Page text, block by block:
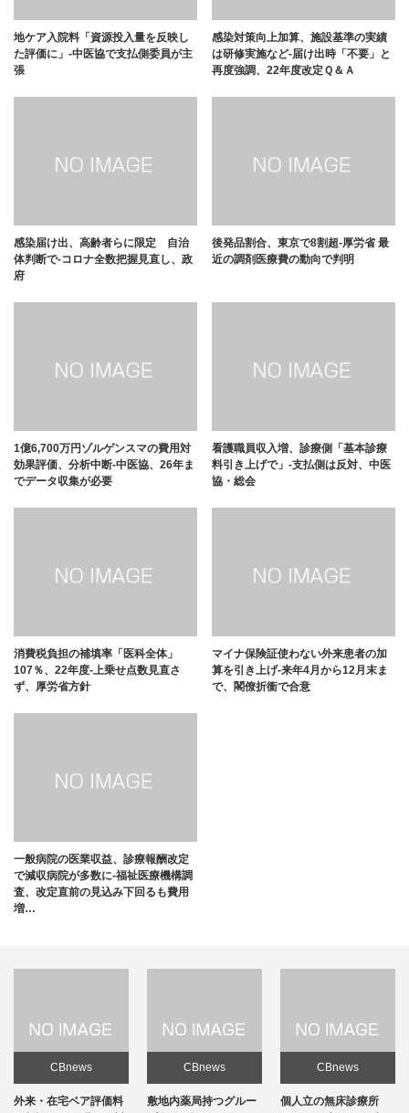
地ケア入院料「資源投入量を反映し
た評価に」-中医協で支払側委員が主
張
感染対策向上加算、施設基準の実績
は研修実施など-届け出時「不要」と
再度強調、22年度改定Ｑ＆Ａ
感染届け出、高齢者らに限定 自治
体判断で-コロナ全数把握見直し、政
府
後発品割合、東京で8割超-厚労省 最
近の調剤医療費の動向で判明
1億6,700万円ゾルゲンスマの費用対
効果評価、分析中断-中医協、26年ま
でデータ収集が必要
看護職員収入増、診療側「基本診療
料引き上げで」-支払側は反対、中医
協・総会
消費税負担の補填率「医科全体」
107％、22年度-上乗せ点数見直さ
ず、厚労省方針
マイナ保険証使わない外来患者の加
算を引き上げ-来年4月から12月末ま
で、閣僚折衝で合意
一般病院の医業収益、診療報酬改定
で減収病院が多数に-福祉医療機構調
査、改定直前の見込み下回るも費用
増…
CBnews
敷地内薬局持つグルー
CBnews
個人立の無床診療所
CBnews
個人立の無床診療所